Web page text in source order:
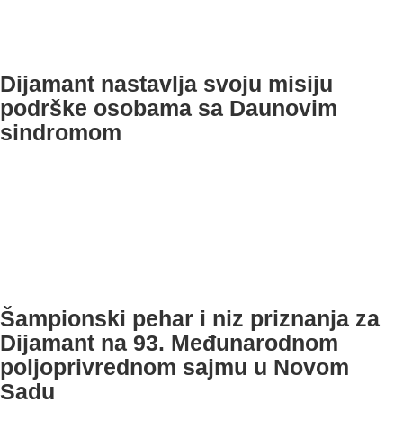
Dijamant nastavlja svoju misiju
podrške osobama sa Daunovim
sindromom
Šampionski pehar i niz priznanja za
Dijamant na 93. Međunarodnom
poljoprivrednom sajmu u Novom
Sadu